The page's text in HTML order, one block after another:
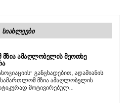
ᲡᲘᲐᲮᲚᲔᲔᲑᲘ
ᲐᲛᲐᲦᲚᲝᲑᲔᲚᲘᲡ ᲛᲔᲝᲗᲮᲔ
განცხადებით, ადამიანის
მზია ამაღლობელის
მოტივირებულ...